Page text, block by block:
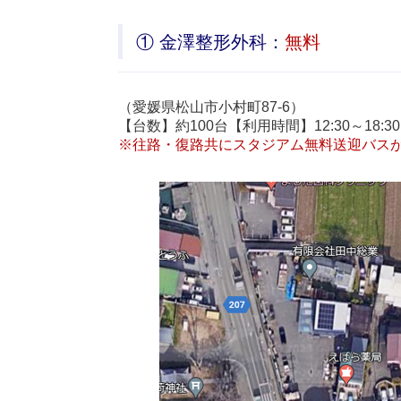
① 金澤整形外科： 無料
（愛媛県松山市小村町87-6）
【台数】約100台【利用時間】12:30～18:30
※往路・復路共にスタジアム無料送迎バス